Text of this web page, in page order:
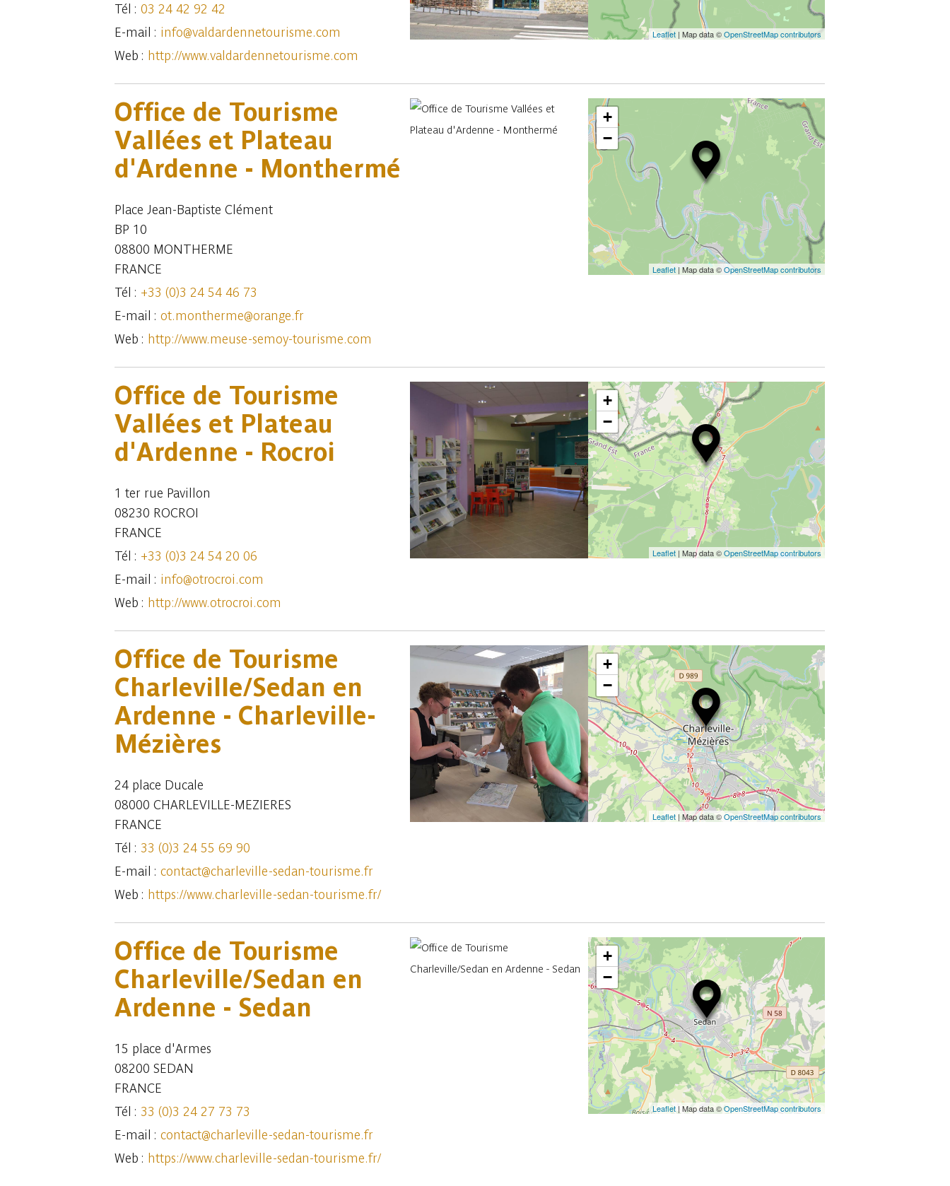
Tél : 03 24 42 92 42
E-mail : info@valdardennetourisme.com
Web : http://www.valdardennetourisme.com
Leaflet| Map data ©OpenStreetMap contributors
Office de Tourisme
Vallées et Plateau
d'Ardenne - Monthermé
Place Jean-Baptiste Clément
BP 10
08800 MONTHERME
FRANCE
Tél : +33 (0)3 24 54 46 73
E-mail : ot.montherme@orange.fr
Web : http://www.meuse-semoy-tourisme.com
+
−
Leaflet| Map data ©OpenStreetMap contributors
Office de Tourisme
Vallées et Plateau
d'Ardenne - Rocroi
1 ter rue Pavillon
08230 ROCROI
FRANCE
Tél : +33 (0)3 24 54 20 06
E-mail : info@otrocroi.com
Web : http://www.otrocroi.com
+
−
Leaflet| Map data ©OpenStreetMap contributors
Office de Tourisme
Charleville/Sedan en
Ardenne - Charleville-
Mézières
24 place Ducale
08000 CHARLEVILLE-MEZIERES
FRANCE
Tél : 33 (0)3 24 55 69 90
E-mail : contact@charleville-sedan-tourisme.fr
Web : https://www.charleville-sedan-tourisme.fr/
+
−
Leaflet| Map data ©OpenStreetMap contributors
Office de Tourisme
Charleville/Sedan en
Ardenne - Sedan
15 place d'Armes
08200 SEDAN
FRANCE
Tél : 33 (0)3 24 27 73 73
E-mail : contact@charleville-sedan-tourisme.fr
Web : https://www.charleville-sedan-tourisme.fr/
+
−
Leaflet| Map data ©OpenStreetMap contributors